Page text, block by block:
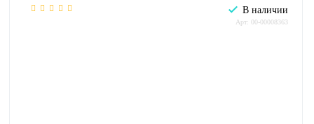
В наличии
Арт: 00-00008363